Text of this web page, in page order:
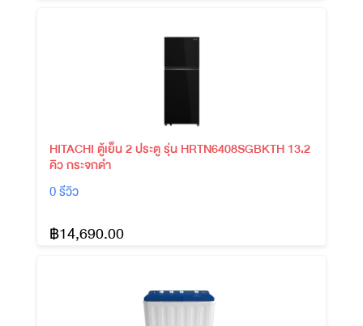
HITACHI ตู้เย็น 2 ประตู รุ่น HRTN6408SGBKTH 13.2
คิว กระจกดำ
0 รีวิว
฿14,690.00